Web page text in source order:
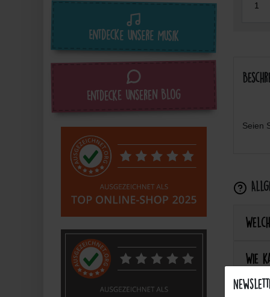
Entdecke unsere Musik
Entdecke unseren Blog
Seien
Wie